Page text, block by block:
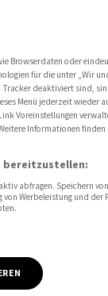
Browserdaten oder
für die unter „Wir
Tracker deaktiviert sind,
Menü jederzeit wieder
Voreinstellungen
Informationen finden
bereitzustellen:
abfragen. Speichern
Werbeleistung und der